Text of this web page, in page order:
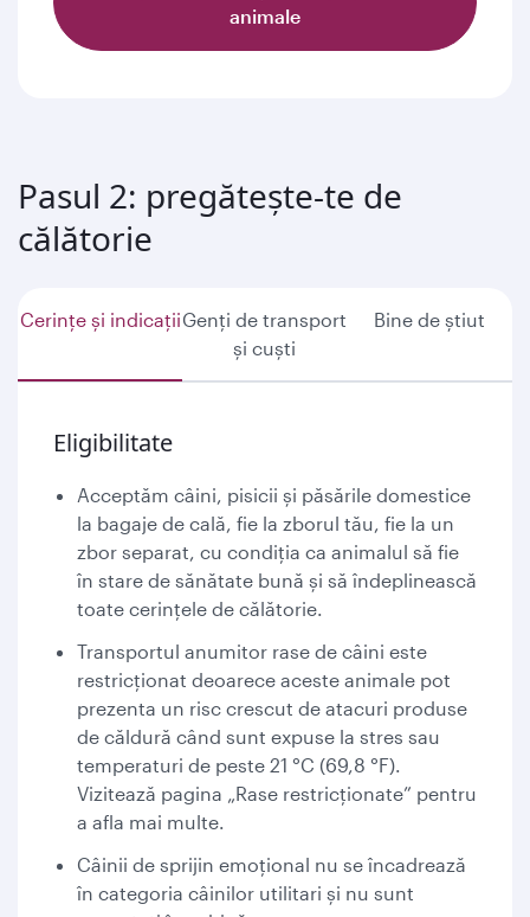
animale
Pasul 2: pregătește-te de
călătorie
Cerințe și indicațiiGenți de transport
și cuști
Bine de știut
Eligibilitate
Acceptăm câini, pisicii și păsările domestice
la bagaje de cală, fie la zborul tău, fie la un
zbor separat, cu condiția ca animalul să fie
în stare de sănătate bună și să îndeplinească
toate cerințele de călătorie.
Transportul anumitor rase de câini este
restricționat deoarece aceste animale pot
prezenta un risc crescut de atacuri produse
de căldură când sunt expuse la stres sau
temperaturi de peste 21 °C (69,8 °F).
Vizitează pagina „Rase restricționate” pentru
a afla mai multe.
Câinii de sprijin emoțional nu se încadrează
în categoria câinilor utilitari și nu sunt